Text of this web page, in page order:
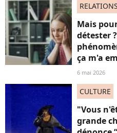
RELATIONS
Mais
détester
ça m'a
6 mai 2026
CULTURE
"Vous
grande